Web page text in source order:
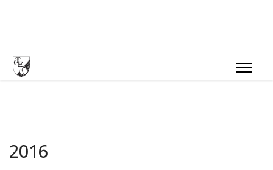
2016